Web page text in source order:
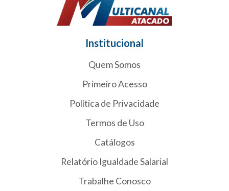
Institucional
Quem Somos
Primeiro Acesso
Política de Privacidade
Termos de Uso
Catálogos
Relatório Igualdade Salarial
Trabalhe Conosco